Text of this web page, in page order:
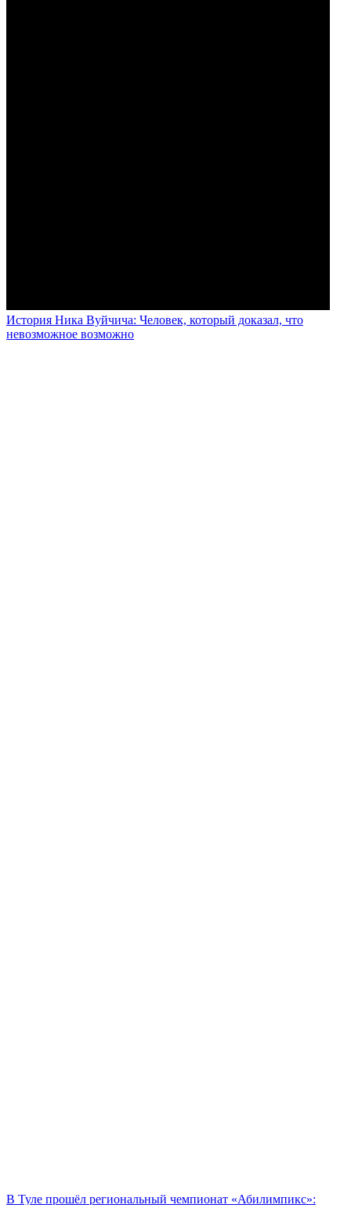
История Ника Вуйчича: Человек, который доказал, что
невозможное возможно
В Туле прошёл региональный чемпионат «Абилимпикс»: